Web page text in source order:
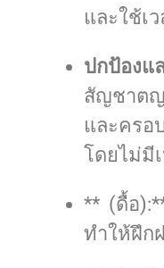
และใช้เ
ปกป้องแ
สัญชาต
และครอ
โดยไม่มี
** (ดื้อ
ทำให้ฝึก